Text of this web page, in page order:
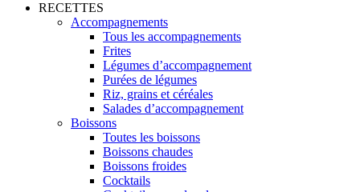
RECETTES
Accompagnements
Tous les accompagnements
Frites
Légumes d’accompagnement
Purées de légumes
Riz, grains et céréales
Salades d’accompagnement
Boissons
Toutes les boissons
Boissons chaudes
Boissons froides
Cocktails